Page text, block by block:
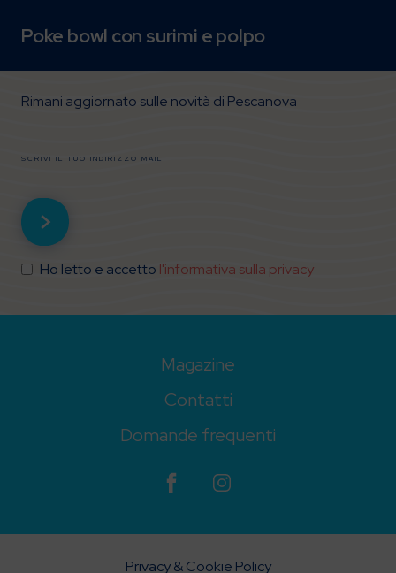
Poke bowl con surimi e polpo
Rimani aggiornato sulle novità di Pescanova
Ho letto e accetto l'informativa sulla privacy
Magazine
Contatti
Domande frequenti
Privacy & Cookie Policy